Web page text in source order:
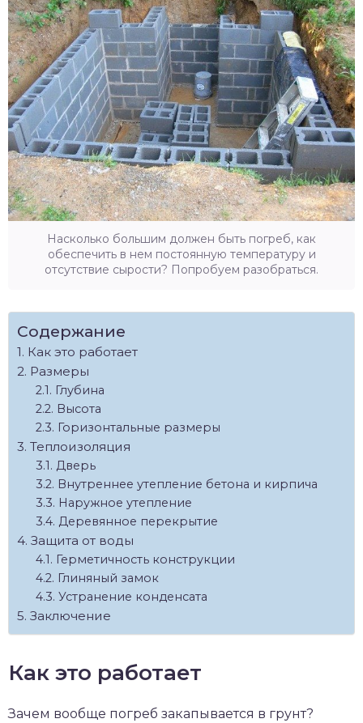
Насколько большим должен быть погреб, как
обеспечить в нем постоянную температуру и
отсутствие сырости? Попробуем разобраться.
Содержание
Как это работает
Размеры
Глубина
Высота
Горизонтальные размеры
Теплоизоляция
Дверь
Внутреннее утепление бетона и кирпича
Наружное утепление
Деревянное перекрытие
Защита от воды
Герметичность конструкции
Глиняный замок
Устранение конденсата
Заключение
Как это работает
Зачем вообще погреб закапывается в грунт?